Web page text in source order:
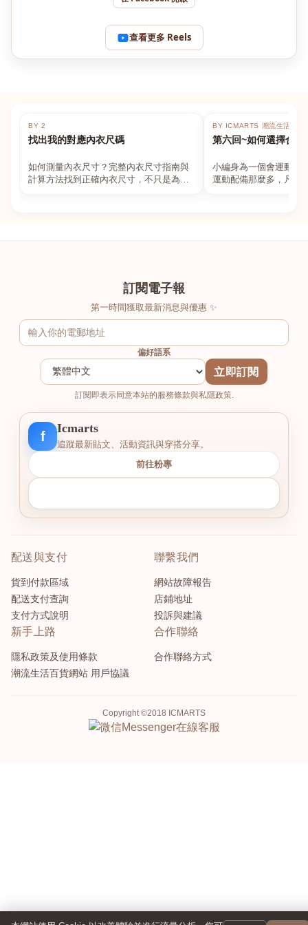
查看更多 Reels
BY 2
找出我的對應內衣尺碼
如何測量內衣尺寸？完整內衣尺寸指南與
計算方法找到正確內衣尺寸，不只是為了
BY ICMARTS 潮流生活百貨
第六回~如何選擇合適
小編身為一個會運動的
運動配備那麼多，凡舉
訂閱電子報
第一時間獲取最新消息與優惠 ✨
偏好語系
立即訂閱
訂閱即表示同意本站的服務條款與私隱政策.
f
Icmarts
追蹤最新貼文、活動資訊與穿搭分享。
前往粉專
配送與支付
貨到付款區域
配送支付查詢
支付方式說明
聯繫我們
網站故障報告
店鋪地址
投訴與建議
新手上路
隱私政策及使用條款
潮流生活百貨網站 用戶協議
合作聯絡
合作聯絡方式
Copyright ©2018 ICMARTS
Messenger在線客服